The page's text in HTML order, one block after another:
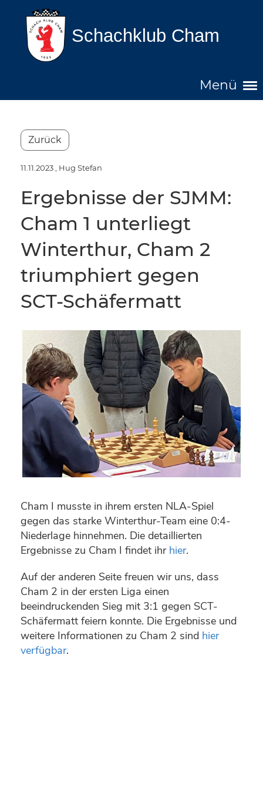
Schachklub Cham
Menü
Zurück
11.11.2023 , Hug Stefan
Ergebnisse der SJMM:
Cham 1 unterliegt
Winterthur, Cham 2
triumphiert gegen
SCT-Schäfermatt
Cham I musste in ihrem ersten NLA-Spiel
gegen das starke Winterthur-Team eine 0:4-
Niederlage hinnehmen. Die detaillierten
Ergebnisse zu Cham I findet ihr hier.
Auf der anderen Seite freuen wir uns, dass
Cham 2 in der ersten Liga einen
beeindruckenden Sieg mit 3:1 gegen SCT-
Schäfermatt feiern konnte. Die Ergebnisse und
weitere Informationen zu Cham 2 sind hier
verfügbar.